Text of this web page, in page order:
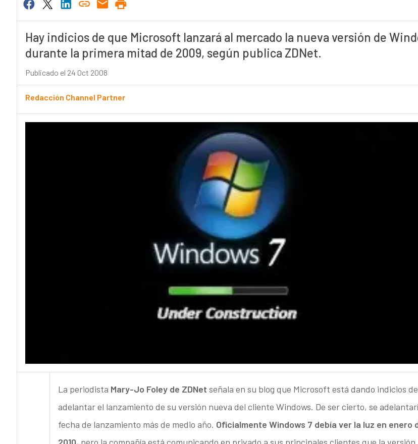
Hay indicios de que Microsoft lanzará al mercado la nueva versión de
durante la primera mitad de 2009, según publica ZDNet.
Publicado el 24 Oct 2008
Redacción Channel Partner
La periodista Mary-Jo Foley de ZDNet señala en su blog que Microsoft está dando indicios de
adelantar el lanzamiento de su versión nueva del cliente Windows. De ser cierto, se
fecha de lanzamiento más de medio año. Oficialmente Windows 7 debía ver la luz en enero